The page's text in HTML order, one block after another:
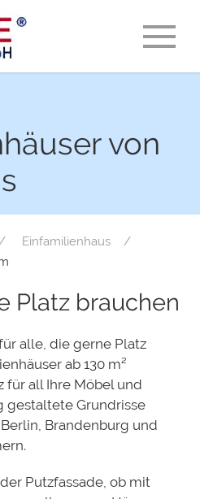
von
Einfamilienhaus
Platz brauchen
alle, die gerne Platz
ab 130 m²
für all Ihre Möbel und
gestaltete Grundrisse
Brandenburg und
Putzfassade, ob mit